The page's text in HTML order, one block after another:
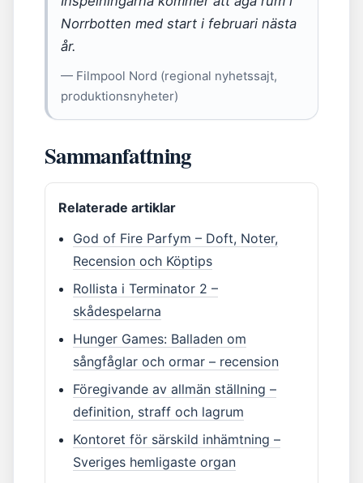
Norrbotten med start i februari nästa
år.
— Filmpool Nord (regional nyhetssajt,
produktionsnyheter)
Sammanfattning
Relaterade artiklar
God of Fire Parfym – Doft, Noter,
Recension och Köptips
Rollista i Terminator 2 –
skådespelarna
Hunger Games: Balladen om
sångfåglar och ormar – recension
Föregivande av allmän ställning –
definition, straff och lagrum
Kontoret för särskild inhämtning –
Sveriges hemligaste organ